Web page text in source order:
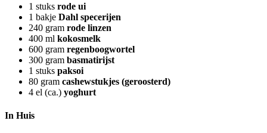
1 stuks rode ui
1 bakje Dahl specerijen
240 gram rode linzen
400 ml kokosmelk
600 gram regenboogwortel
300 gram basmatirijst
1 stuks paksoi
80 gram cashewstukjes (geroosterd)
4 el (ca.) yoghurt
In Huis